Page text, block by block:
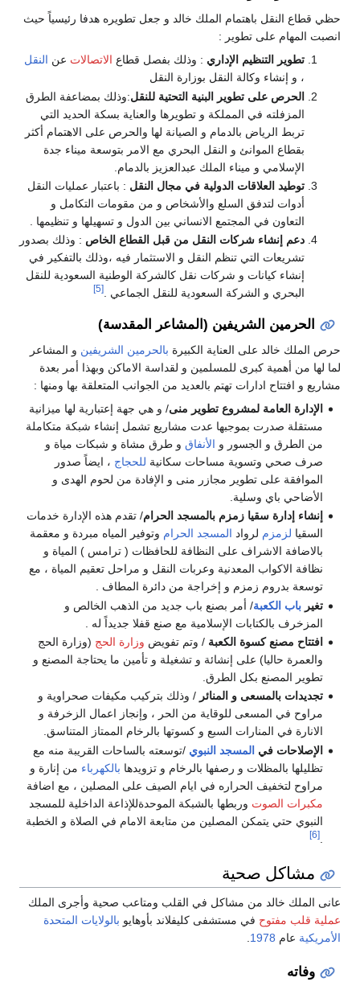
حظي قطاع النقل باهتمام الملك خالد و جعل تطويره هدفا رئيسياً حيث
انصبت المهام على تطوير :
تطوير التنظيم الإداري : وذلك بفصل قطاع الاتصالات عن النقل
، و إنشاء وكالة النقل بوزارة النقل
الحرص على تطوير البنية التحتية للنقل:وذلك بمضاعفة الطرق
المزفلته في المملكة و تطويرها والعناية بسكة الحديد التي
تربط الرياض بالدمام و الصيانة لها والحرص على الاهتمام أكثر
بقطاع الموانئ و النقل البحري مع الامر بتوسعة ميناء جدة
الإسلامي و ميناء الملك عبدالعزيز بالدمام.
توطيد العلاقات الدولية في مجال النقل : باعتبار عمليات النقل
أدوات لتدفق السلع والأشخاص و من مقومات التكامل و
التعاون في المجتمع الانساني بين الدول و تسهيلها و تنظيمها .
دعم إنشاء شركات النقل من قبل القطاع الخاص : وذلك بصدور
تشريعات التي تنظم النقل و الاستثمار فيه ،وذلك بالتفكير في
إنشاء كيانات و شركات نقل كالشركة الوطنية السعودية للنقل
البحري و الشركة السعودية للنقل الجماعي .[5]
الحرمين الشريفين (المشاعر المقدسة)
حرص الملك خالد على العناية الكبيرة بالحرمين الشريفين و المشاعر
لما لها من أهمية كبرى للمسلمين و لقداسة الاماكن وبهذا أمر بعدة
مشاريع و افتتاح ادارات تهتم بالعديد من الجوانب المتعلقة بها ومنها :
الإدارة العامة لمشروع تطوير منى/ و هي جهة إعتبارية لها ميزانية
مستقلة صدرت بموجبها عدت مشاريع تشمل إنشاء شبكة متكاملة
من الطرق و الجسور و الأنفاق و طرق مشاة و شبكات مياة و
صرف صحي وتسوية مساحات سكانية للحجاج ، ايضاً صدور
الموافقة على تطوير مجازر منى و الإفادة من لحوم الهدى و
الأضاحي باي وسلية.
إنشاء إدارة سقيا زمزم بالمسجد الحرام/ تقدم هذه الإدارة خدمات
السقيا لزمزم لرواد المسجد الحرام وتوفير المياه مبردة و معقمة
بالاضافة الاشراف على النظافة للحافظات ( ترامس ) المياة و
نظافة الاكواب المعدنية وعربات النقل و مراحل تعقيم المياة ، مع
توسعة بدروم زمزم و إخراجة من دائرة المطاف .
تغيرباب الكعبة/ أمر بصنع باب جديد من الذهب الخالص و
المزخرف بالكتابات الإسلامية مع صنع قفلا جديداً له .
افتتاح مصنع كسوة الكعبة / وتم تفويض وزارة الحج (وزارة الحج
والعمرة حاليا) على إنشائة و تشغيلة و تأمين ما يحتاجة المصنع و
تطوير المصنع بكل الطرق.
تجديدات بالمسعى و المنائر / وذلك بتركيب مكيفات صحراوية و
مراوح في المسعى للوقاية من الحر ، وإنجاز اعمال الزخرفة و
الانارة في المنارات السبع و كسوتها بالرخام الممتاز المتناسق.
الإصلاحات في المسجد النبوي /توسعته بالساحات القريبة منه مع
تظليلها بالمظلات و رصفها بالرخام و تزويدها بالكهرباء من إنارة و
مراوح لتخفيف الحراره في ايام الصيف على المصلين ، مع اضافة
مكبرات الصوت وربطها بالشبكة الموحدةللإذاعة الداخلية للمسجد
النبوي حتي يتمكن المصلين من متابعة الامام في الصلاة و الخطبة
.
[6]
مشاكل صحية
عانى الملك خالد من مشاكل في القلب ومتاعب صحية وأجرى الملك
عملية قلب مفتوح في مستشفى كليفلاند بأوهايو بالولايات المتحدة
الأمريكية عام 1978
وفاته